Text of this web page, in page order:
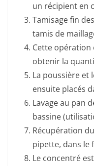
un récipient en
Tamisage fin
tamis de
Cette opération
obtenir la
La poussière et
ensuite placés
Lavage au pan
bassine
Récupération
pipette, dans le
Le concentré